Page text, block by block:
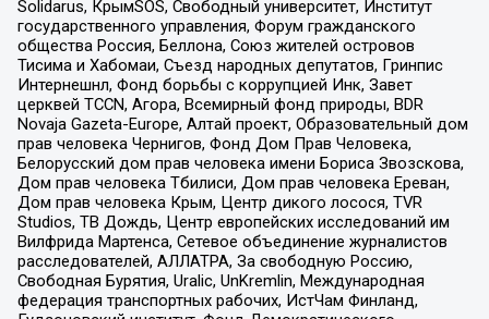
Solidarus, КрымSOS, Свободный университет, Институт
государственного управления, Форум гражданского
общества Россия, Беллона, Союз жителей островов
Тисима и Хабомаи, Съезд народных депутатов, Гринпис
Интернешнл, Фонд борьбы с коррупцией Инк, Завет
церквей TCCN, Агора, Всемирный фонд природы, BDR
Novaja Gazeta-Europe, Алтай проект, Образовательный дом
прав человека Чернигов, Фонд Дом Прав Человека,
Белорусский дом прав человека имени Бориса Звозскова,
Дом прав человека Тбилиси, Дом прав человека Ереван,
Дом прав человека Крым, Центр дикого лосося, TVR
Studios, ТВ Дождь, Центр европейских исследований им
Вилфрида Мартенса, Сетевое объединение журналистов
расследователей, АЛЛАТРА, За свободную Россию,
Свободная Бурятия, Uralic, UnKremlin, Международная
федерация транспортных рабочих, ИстЧам Финланд,